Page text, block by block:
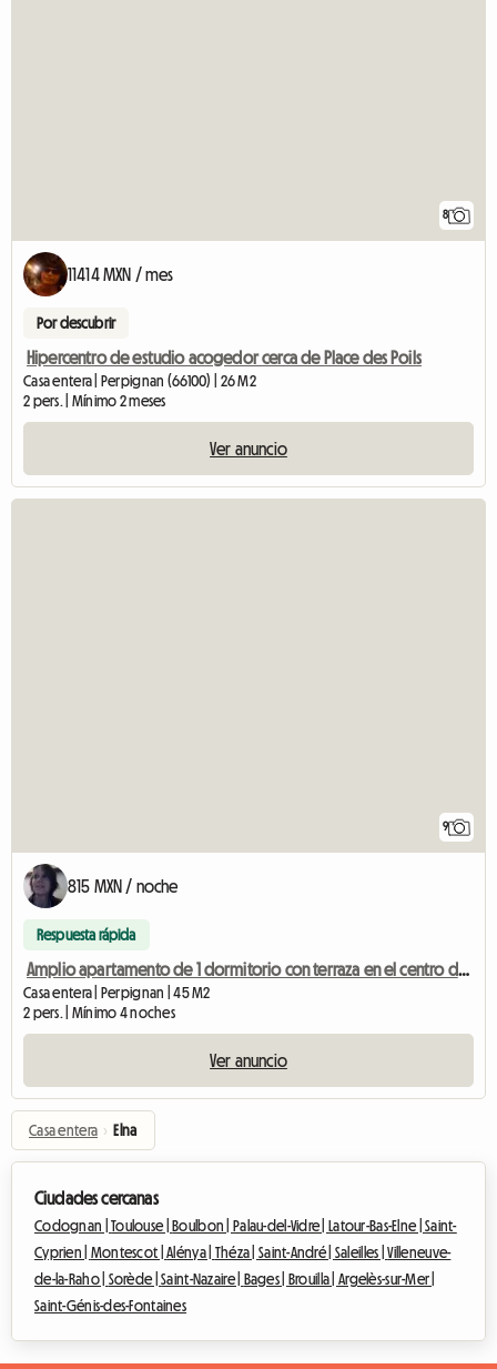
8
11414 MXN / mes
Por descubrir
Hipercentro de estudio acogedor cerca de Place des Poils
Casa entera | Perpignan (66100) | 26 M2
2 pers. | Mínimo 2 meses
Ver anuncio
9
815 MXN / noche
Respuesta rápida
Amplio apartamento de 1 dormitorio con terraza en el centro de Perpignan, totalmente equipado.
Casa entera | Perpignan | 45 M2
2 pers. | Mínimo 4 noches
Ver anuncio
Casa entera › Elna
Ciudades cercanas
Codognan |Toulouse | Boulbon | Palau-del-Vidre | Latour-Bas-Elne |Saint-
Cyprien | Montescot |Alénya | Théza | Saint-André | Saleilles |Villeneuve-
de-la-Raho | Sorède |Saint-Nazaire | Bages | Brouilla | Argelès-sur-Mer |
Saint-Génis-des-Fontaines